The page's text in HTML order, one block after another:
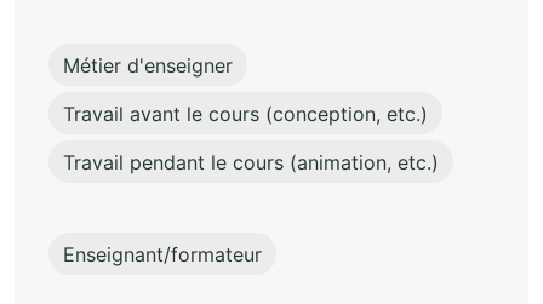
Métier d'enseigner
Travail avant le cours (conception, etc.)
Travail pendant le cours (animation, etc.)
Enseignant/formateur